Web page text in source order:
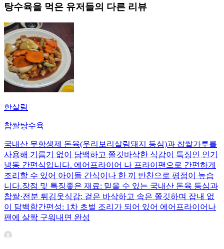
탕수육을 먹은 유저들의 다른 리뷰
한살림
찹쌀탕수육
국내산 무항생제 돈육(우리보리살림돼지 등심)과 찹쌀가루를
사용해 기름기 없이 담백하고 쫄깃바삭한 식감이 특징인 인기
냉동 간편식입니다. 에어프라이어 나 프라이팬으로 간편하게
조리할 수 있어 아이들 간식이나 한 끼 반찬으로 평점이 높습
니다.장점 및 특징좋은 재료: 믿을 수 있는 국내산 돈육 등심과
찹쌀·전분 튀김옷식감: 겉은 바삭하고 속은 쫄깃하며 잡내 없
이 담백함간편성: 1차 초벌 조리가 되어 있어 에어프라이어나
팬에 살짝 구워내면 완성